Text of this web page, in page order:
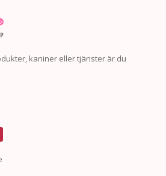
kaniner eller tjänster är du